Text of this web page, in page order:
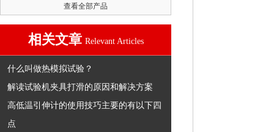
查看全部产品
相关文章 Relevant Articles
什么叫做热模拟试验？
解读试验机夹具打滑的原因和解决方案
高低温引伸计的使用技巧主要的有以下四
点